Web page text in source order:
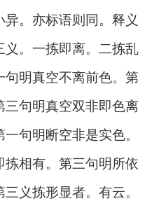
。亦标语则同。释义
。一拣即离。二拣乱
明真空不离前色。第
句明真空双非即色离
句明断空非是实色。
相有。第三句明所依
义拣形显者。有云。